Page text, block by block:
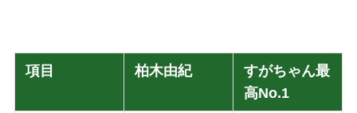
項目 柏木由紀
すがちゃん最
高No.1